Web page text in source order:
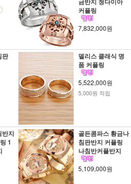
커플링
7,832,000원
판
델리스 클래식 명
품 커플링
5,522,000원
5,000원 적립
반지
1
골든콤파스 황금나
침판반지 커플링
나침반커플반지
5,109,000원